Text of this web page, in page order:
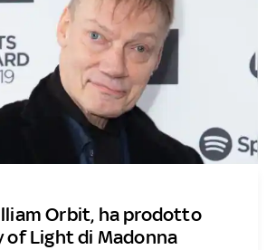
Orbit, ha prodotto
of Light di Madonna